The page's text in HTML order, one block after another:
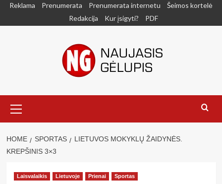
SkipReklama Prenumerata Prenumerata internetu
Šeimos kortelė
Redakcija
Kur įsigyti? PDF
Menu
HOME SPORTAS
LIETUVOS MOKYKLŲ ŽAIDYNĖS.
KREPŠINIS 3×3
Laisvalaikis Lietuvoje Prienai Sportas